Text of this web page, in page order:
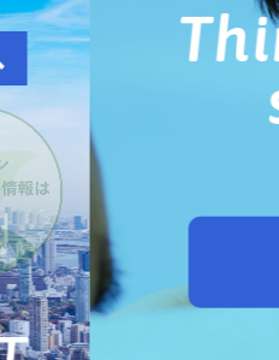
Think
詳し